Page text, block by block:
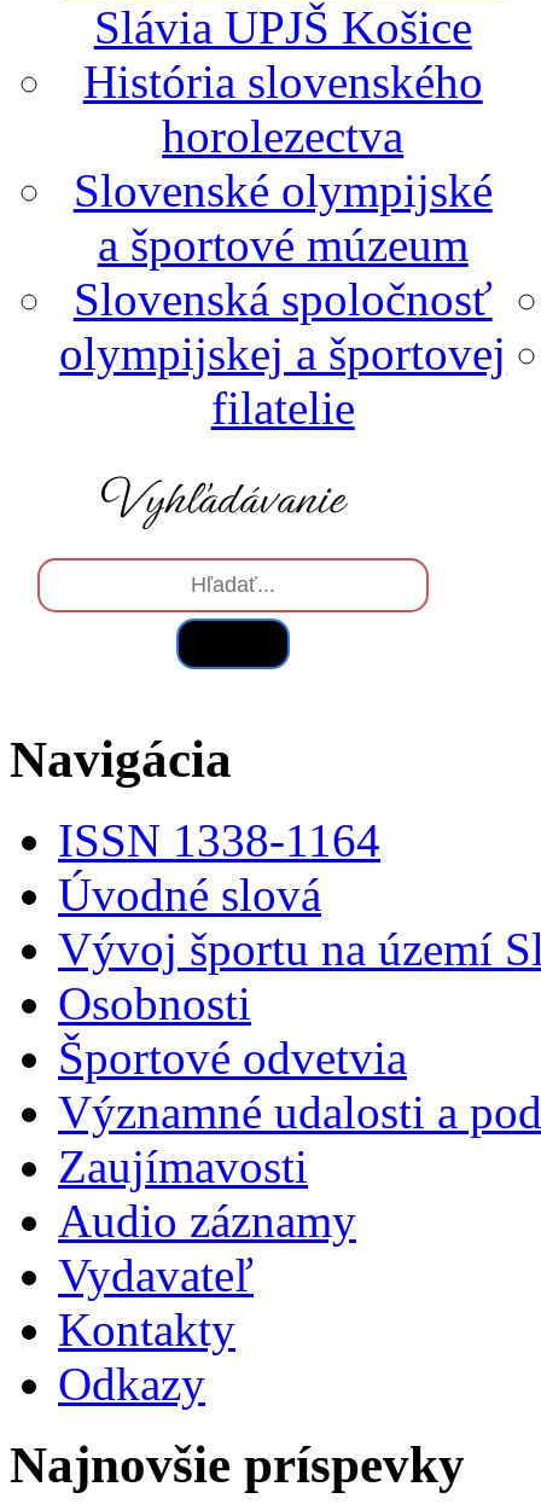
Slávia UPJŠ Košice
História slovenského
horolezectva
Slovenské olympijské
a športové múzeum
Slovenská spoločnosť
olympijskej a športovej
filatelie
Navigácia
ISSN 1338-1164
Úvodné slová
Vývoj športu na území
Osobnosti
Športové odvetvia
Významné udalosti a
Zaujímavosti
Audio záznamy
Vydavateľ
Kontakty
Odkazy
Najnovšie príspevky